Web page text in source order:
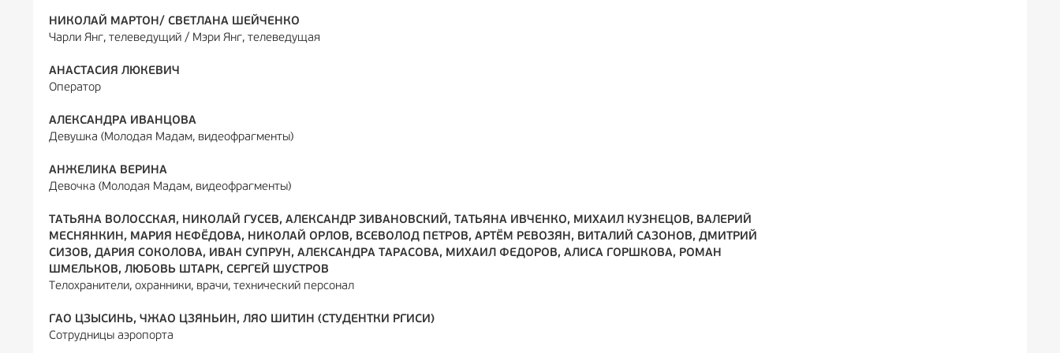
НИКОЛАЙ МАРТОН/ СВЕТЛАНА ШЕЙЧЕНКО
Чарли Янг, телеведущий / Мэри Янг, телеведущая
АНАСТАСИЯ ЛЮКЕВИЧ
Оператор
АЛЕКСАНДРА ИВАНЦОВА
Девушка (Молодая Мадам, видеофрагменты)
АНЖЕЛИКА ВЕРИНА
Девочка (Молодая Мадам, видеофрагменты)
ТАТЬЯНА ВОЛОССКАЯ, НИКОЛАЙ ГУСЕВ, АЛЕКСАНДР ЗИВАНОВСКИЙ, ТАТЬЯНА ИВЧЕНКО, МИХАИЛ КУЗНЕЦОВ, ВАЛЕРИЙ
МЕСНЯНКИН, МАРИЯ НЕФЁДОВА, НИКОЛАЙ ОРЛОВ, ВСЕВОЛОД ПЕТРОВ, АРТЁМ РЕВОЗЯН, ВИТАЛИЙ САЗОНОВ, ДМИТРИЙ
СИЗОВ, ДАРИЯ СОКОЛОВА, ИВАН СУПРУН, АЛЕКСАНДРА ТАРАСОВА, МИХАИЛ ФЕДОРОВ, АЛИСА ГОРШКОВА, РОМАН
ШМЕЛЬКОВ, ЛЮБОВЬ ШТАРК, СЕРГЕЙ ШУСТРОВ
Телохранители, охранники, врачи, технический персонал
ГАО ЦЗЫСИНЬ, ЧЖАО ЦЗЯНЬИН, ЛЯО ШИТИН (СТУДЕНТКИ РГИСИ)
Сотрудницы аэропорта